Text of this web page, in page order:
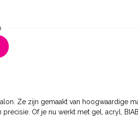
Ze zijn gemaakt van hoogwaardige
precisie. Of je nu werkt met gel, acryl,